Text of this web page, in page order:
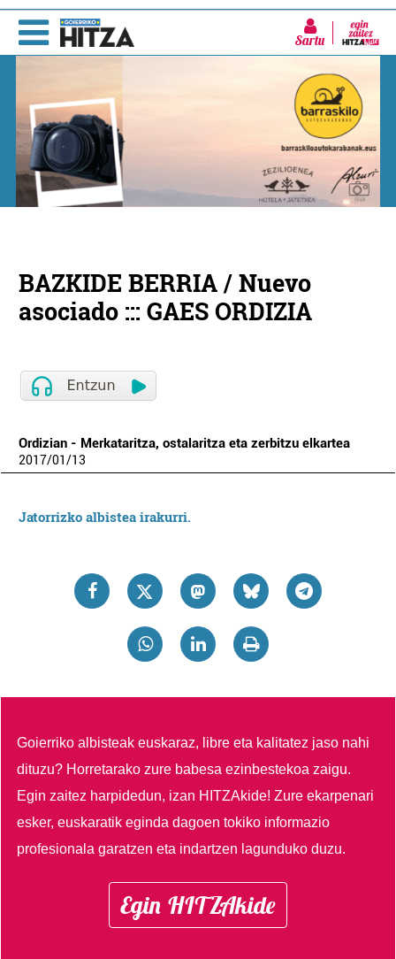
Sartu
BAZKIDE BERRIA / Nuevo
asociado ::: GAES ORDIZIA
Ordizian - Merkataritza, ostalaritza eta zerbitzu elkartea
2017/01/13
Jatorrizko albistea irakurri.
Goierriko albisteak euskaraz, libre eta kalitatez jaso nahi
dituzu? Horretarako zure babesa ezinbestekoa zaigu.
Egin zaitez harpidedun, izan HITZAkide!Zure ekarpenari
esker, euskaratik eginda dagoen tokiko informazio
profesionala garatzen eta indartzen lagunduko duzu.
Egin HITZAkide